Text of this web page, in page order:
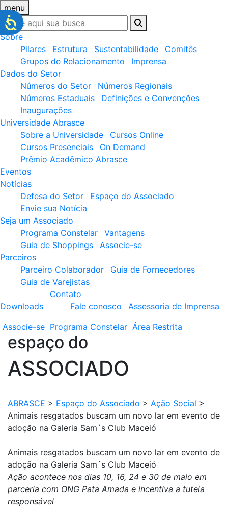
menu
Sobre
Pilares
Estrutura Sustentabilidade
Comitês
Grupos de Relacionamento
Imprensa
Dados do Setor
Números do Setor
Números Regionais
Números Estaduais
Definições e Convenções
Inaugurações
Universidade Abrasce
Sobre a Universidade
Cursos Online
Cursos Presenciais
On Demand
Prêmio Acadêmico Abrasce
Eventos
Notícias
Defesa do Setor
Espaço do Associado
Envie sua Notícia
Seja um Associado
Programa Constelar
Vantagens
Guia de Shoppings
Associe-se
Parceiros
Parceiro Colaborador
Guia de Fornecedores
Guia de Varejistas
Downloads
Contato
Fale conosco
Assessoria de Imprensa
Associe-se Programa Constelar Área Restrita
espaço do
ASSOCIADO
ABRASCE > Espaço do Associado > Ação Social >
Animais resgatados buscam um novo lar em evento de
adoção na Galeria Sam´s Club Maceió
Animais resgatados buscam um novo lar em evento de
adoção na Galeria Sam´s Club Maceió
Ação acontece nos dias 10, 16, 24 e 30 de maio em
parceria com ONG Pata Amada e incentiva a tutela
responsável